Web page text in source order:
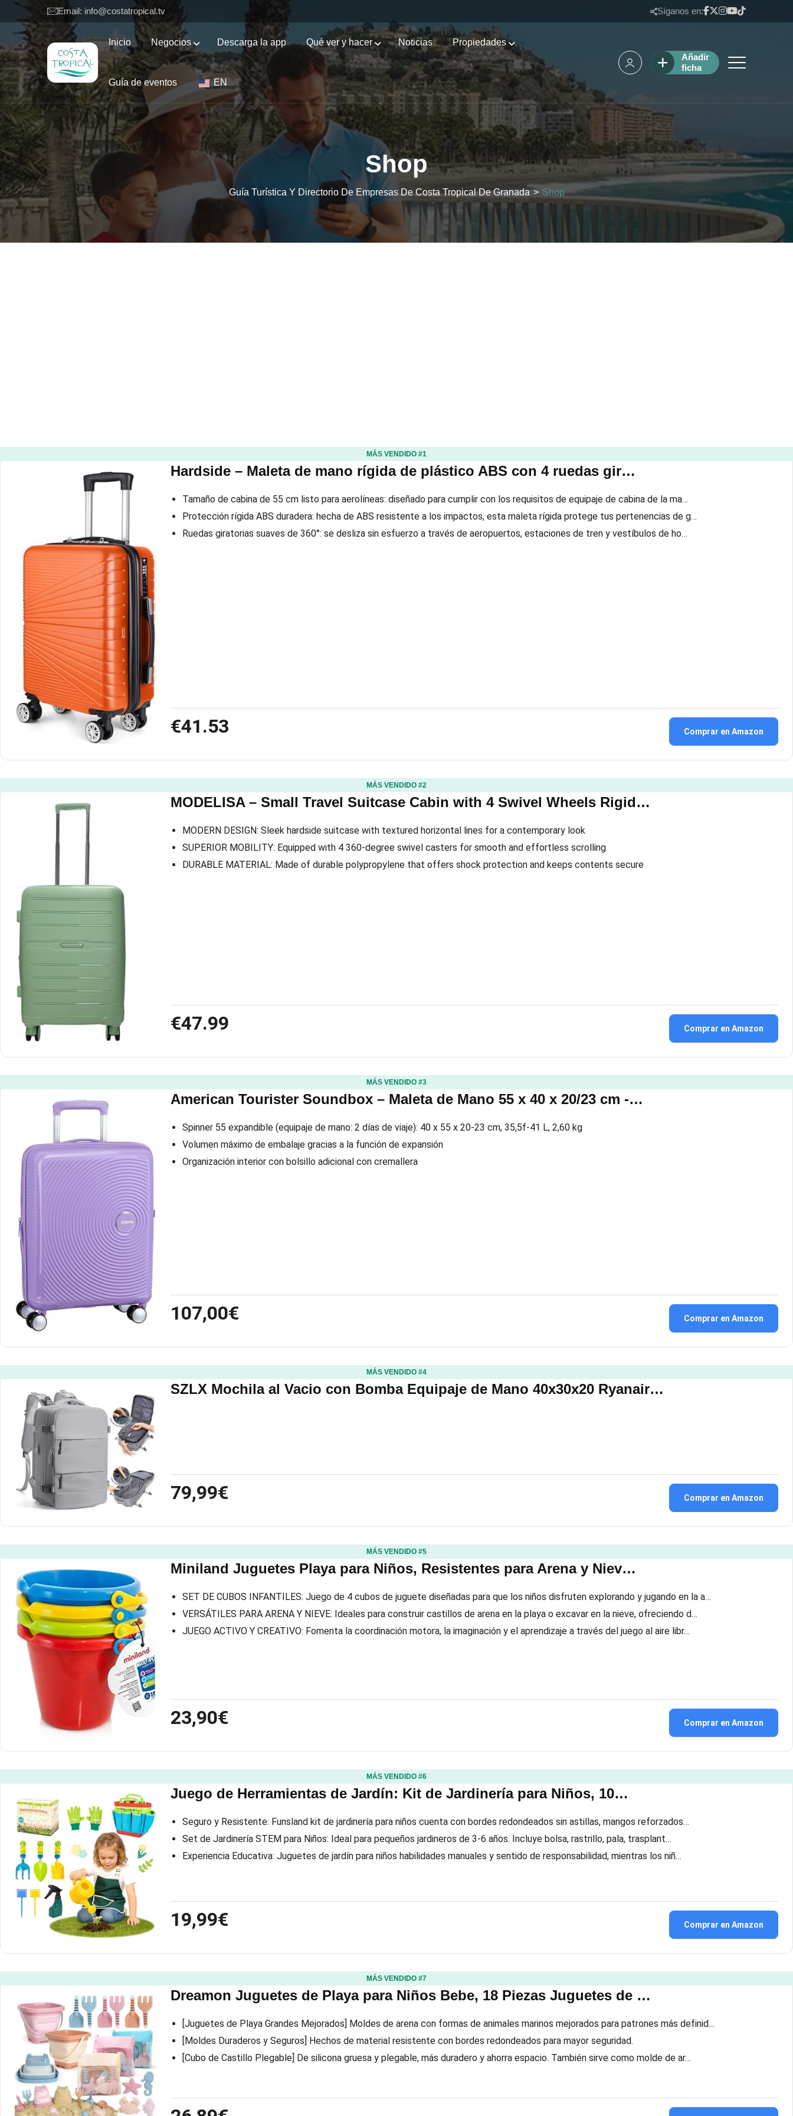
Email: info@costatropical.tv Síganos en:
Inicio Negocios Descarga la app Qué ver y hacer Noticias Propiedades
Guía de eventos EN
Añadir
ficha
Shop
Guía Turística Y Directorio De Empresas De Costa Tropical De Granada> Shop
MÁS VENDIDO #1
Hardside – Maleta de mano rígida de plástico ABS con 4 ruedas gir…
Tamaño de cabina de 55 cm listo para aerolíneas: diseñado para cumplir con los requisitos de equipaje de cabina de la ma…
Protección rígida ABS duradera: hecha de ABS resistente a los impactos, esta maleta rígida protege tus pertenencias de g…
Ruedas giratorias suaves de 360°: se desliza sin esfuerzo a través de aeropuertos, estaciones de tren y vestíbulos de ho…
€41.53 Comprar en Amazon
MÁS VENDIDO #2
MODELISA – Small Travel Suitcase Cabin with 4 Swivel Wheels Rigid…
MODERN DESIGN: Sleek hardside suitcase with textured horizontal lines for a contemporary look
SUPERIOR MOBILITY: Equipped with 4 360-degree swivel casters for smooth and effortless scrolling
DURABLE MATERIAL: Made of durable polypropylene that offers shock protection and keeps contents secure
€47.99 Comprar en Amazon
MÁS VENDIDO #3
American Tourister Soundbox – Maleta de Mano 55 x 40 x 20/23 cm -…
Spinner 55 expandible (equipaje de mano: 2 días de viaje): 40 x 55 x 20-23 cm, 35,5f-41 L, 2,60 kg
Volumen máximo de embalaje gracias a la función de expansión
Organización interior con bolsillo adicional con cremallera
107,00€ Comprar en Amazon
MÁS VENDIDO #4
SZLX Mochila al Vacio con Bomba Equipaje de Mano 40x30x20 Ryanair…
79,99€ Comprar en Amazon
MÁS VENDIDO #5
Miniland Juguetes Playa para Niños, Resistentes para Arena y Niev…
SET DE CUBOS INFANTILES: Juego de 4 cubos de juguete diseñadas para que los niños disfruten explorando y jugando en la a…
VERSÁTILES PARA ARENA Y NIEVE: Ideales para construir castillos de arena en la playa o excavar en la nieve, ofreciendo d…
JUEGO ACTIVO Y CREATIVO: Fomenta la coordinación motora, la imaginación y el aprendizaje a través del juego al aire libr…
23,90€ Comprar en Amazon
MÁS VENDIDO #6
Juego de Herramientas de Jardín: Kit de Jardinería para Niños, 10…
Seguro y Resistente: Funsland kit de jardinería para niños cuenta con bordes redondeados sin astillas, mangos reforzados…
Set de Jardinería STEM para Niños: Ideal para pequeños jardineros de 3-6 años. Incluye bolsa, rastrillo, pala, trasplant…
Experiencia Educativa: Juguetes de jardín para niños habilidades manuales y sentido de responsabilidad, mientras los niñ…
19,99€ Comprar en Amazon
MÁS VENDIDO #7
Dreamon Juguetes de Playa para Niños Bebe, 18 Piezas Juguetes de …
[Juguetes de Playa Grandes Mejorados] Moldes de arena con formas de animales marinos mejorados para patrones más definid…
[Moldes Duraderos y Seguros] Hechos de material resistente con bordes redondeados para mayor seguridad.
[Cubo de Castillo Plegable] De silicona gruesa y plegable, más duradero y ahorra espacio. También sirve como molde de ar…